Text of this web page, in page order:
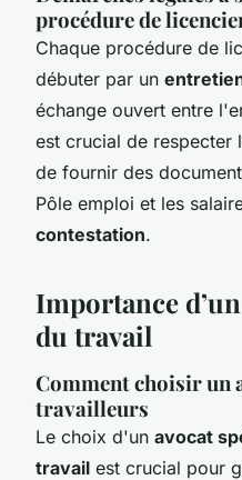
procédure de
Chaque procédure de
débuter par un
échange ouvert entre
est crucial de respecter
de fournir des
Pôle emploi et les
contestation.
Importance
du travail
Comment choisir un
travailleurs
Le choix d'un avocat
travail est crucial pour